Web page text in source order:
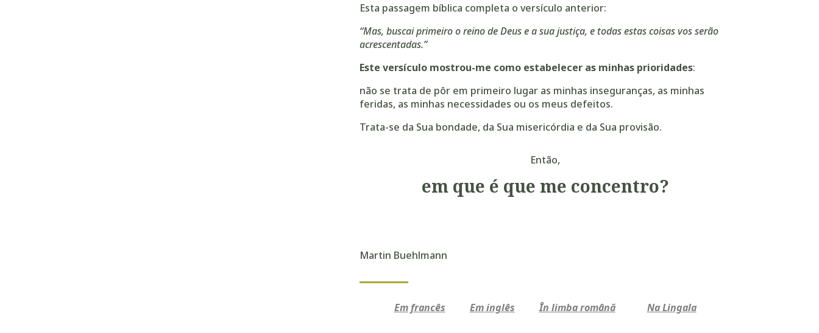
Esta passagem bíblica completa o versículo anterior:
“Mas, buscai primeiro o reino de Deus e a sua justiça, e todas estas coisas vos serão
acrescentadas.”
Este versículo mostrou-me como estabelecer as minhas prioridades:
não se trata de pôr em primeiro lugar as minhas inseguranças, as minhas
feridas, as minhas necessidades ou os meus defeitos.
Trata-se da Sua bondade, da Sua misericórdia e da Sua provisão.
Então,
em que é que me concentro?
Martin Buehlmann
Em francês Em inglês În limba română Na Lingala